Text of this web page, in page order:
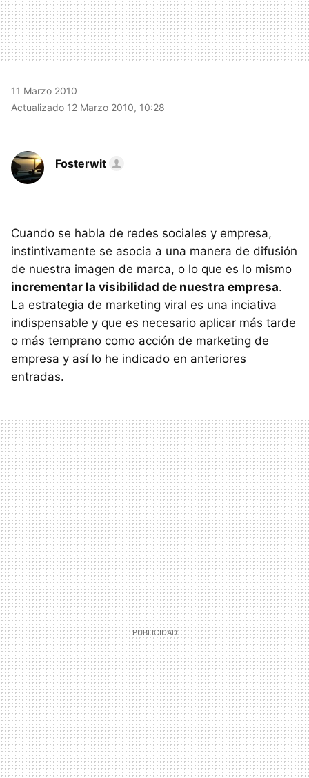
11 Marzo 2010
Actualizado 12 Marzo 2010, 10:28
Fosterwit
Cuando se habla de redes sociales y empresa,
instintivamente se asocia a una manera de difusión
de nuestra imagen de marca, o lo que es lo mismo
incrementar la visibilidad de nuestra empresa.
La estrategia de marketing viral es una inciativa
indispensable y que es necesario aplicar más tarde
o más temprano como acción de marketing de
empresa y así lo he indicado en anteriores
entradas.